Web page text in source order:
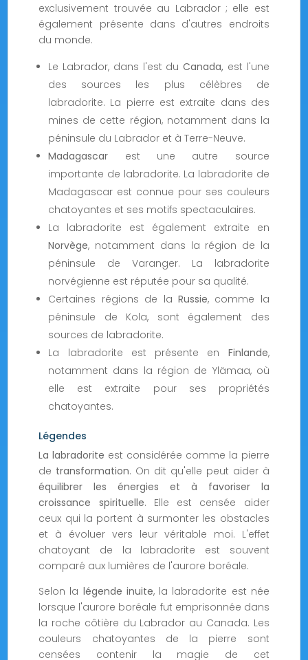
exclusivement trouvée au Labrador ; elle est
également présente dans d'autres endroits
du monde.
Le Labrador, dans l'est duCanada, est l'une
des sources les plus célèbres de
labradorite. La pierre est extraite dans des
mines de cette région, notamment dans la
péninsule du Labrador et à Terre-Neuve.
Madagascar est une autre source
importante de labradorite. La labradorite de
Madagascar est connue pour ses couleurs
chatoyantes et ses motifs spectaculaires.
La labradorite est également extraite en
Norvège, notamment dans la région de la
péninsule de Varanger. La labradorite
norvégienne est réputée pour sa qualité.
Certaines régions de la Russie, comme la
péninsule de Kola, sont également des
sources de labradorite.
La labradorite est présente en Finlande,
notamment dans la région de Ylämaa, où
elle est extraite pour ses propriétés
chatoyantes.
Légendes
La labradorite est considérée comme la pierre
de transformation. On dit qu'elle peut aider à
équilibrer les énergies et à favoriser la
croissance spirituelle. Elle est censée aider
ceux qui la portent à surmonter les obstacles
et à évoluer vers leur véritable moi. L'effet
chatoyant de la labradorite est souvent
comparé aux lumières de l'aurore boréale.
Selon la légende inuite, la labradorite est née
lorsque l'aurore boréale fut emprisonnée dans
la roche côtière du Labrador au Canada. Les
couleurs chatoyantes de la pierre sont
censées contenir la magie de cet